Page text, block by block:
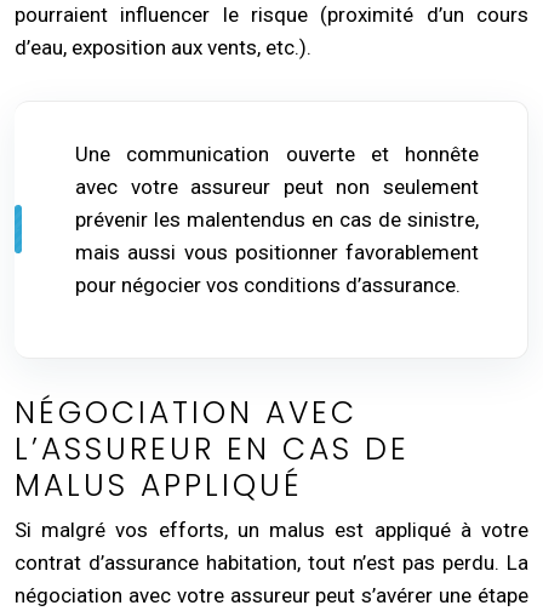
pourraient influencer le risque (proximité d’un cours
d’eau, exposition aux vents, etc.).
Une communication ouverte et honnête
avec votre assureur peut non seulement
prévenir les malentendus en cas de sinistre,
mais aussi vous positionner favorablement
pour négocier vos conditions d’assurance.
NÉGOCIATION AVEC
L’ASSUREUR EN CAS DE
MALUS APPLIQUÉ
Si malgré vos efforts, un malus est appliqué à votre
contrat d’assurance habitation, tout n’est pas perdu. La
négociation avec votre assureur peut s’avérer une étape